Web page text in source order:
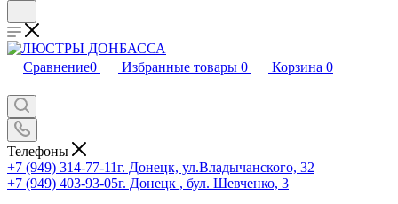
Сравнение0 Избранные товары 0 Корзина 0
Телефоны
+7 (949) 314-77-11г. Донецк, ул.Владычанского, 32
+7 (949) 403-93-05г. Донецк , бул. Шевченко, 3